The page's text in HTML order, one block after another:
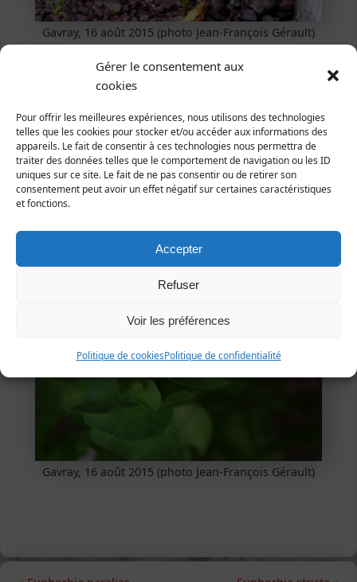
Gérer le consentement aux
cookies
Pour offrir les meilleures expériences, nous utilisons des technologies
telles que les cookies pour stocker et/ou accéder aux informations des
appareils. Le fait de consentir à ces technologies nous permettra de
traiter des données telles que le comportement de navigation ou les ID
uniques sur ce site. Le fait de ne pas consentir ou de retirer son
consentement peut avoir un effet négatif sur certaines caractéristiques
et fonctions.
Accepter
Refuser
Voir les préférences
Politique de cookiesPolitique de confidentialité
Gavray, 16 août 2015 (photo Jean-François Gérault)
Euphorbia peplusL. 1753
Euphorbe des jardins
Plantae ­| Embryophytes | Spermatophytes |
Angiospermes | Dicotylédones | Malpighiales |
Euphorbiaceae
Répartition et statut
Europe : une grande partie de l'Europe.
France : toute la France.
Manche : tout le département.
Gavray, 16 août 2015 (photo Jean-François Gérault)